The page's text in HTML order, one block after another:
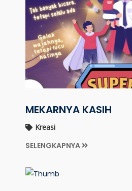
MEKARNYA KASIH
Kreasi
SELENGKAPNYA